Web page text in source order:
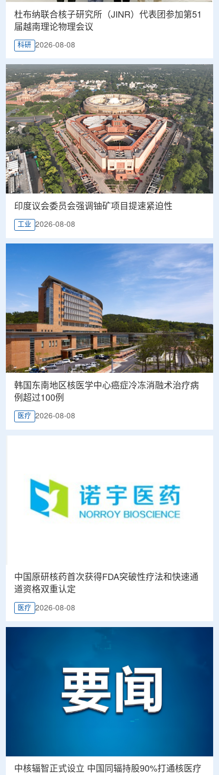
杜布纳联合核子研究所（JINR）代表团参加第51
届越南理论物理会议
科研 2026-08-08
印度议会委员会强调铀矿项目提速紧迫性
工业 2026-08-08
韩国东南地区核医学中心癌症冷冻消融术治疗病
例超过100例
医疗 2026-08-08
中国原研核药首次获得FDA突破性疗法和快速通
道资格双重认定
医疗 2026-08-08
中核辐智正式设立 中国同辐持股90%打通核医疗